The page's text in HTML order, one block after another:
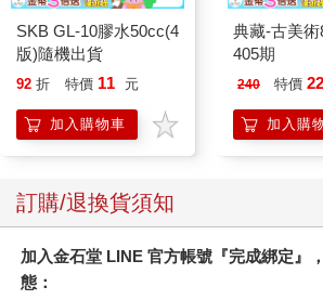
SKB GL-10膠水50cc(4
版)隨機出貨
92 折 特價 11 元
加入購物車
典藏-古美
405期
240 特價
加入購
訂購/退換貨須知
加入金石堂 LINE 官方帳號『完成綁定』
態：